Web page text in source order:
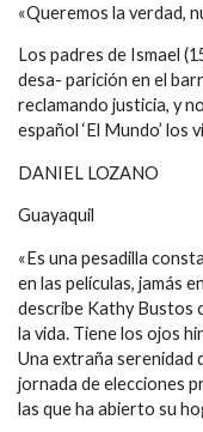
«Queremos la verdad,
Los padres de Ismael
desa- parición en el
reclamando justicia, y
español ‘El Mundo’ los
DANIEL LOZANO
Guayaquil
«Es una pesadilla
en las películas, jamás
describe Kathy Bustos
la vida. Tiene los ojos
Una extraña serenidad
jornada de elecciones
las que ha abierto su